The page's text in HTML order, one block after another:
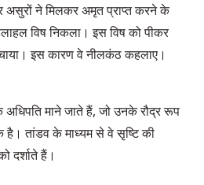
ने मिलकर अमृत प्राप्त करने के
विष निकला। इस विष को पीकर
इस कारण वे नीलकंठ कहलाए।
माने जाते हैं, जो उनके रौद्र रूप
तांडव के माध्यम से वे सृष्टि की
दर्शाते हैं।